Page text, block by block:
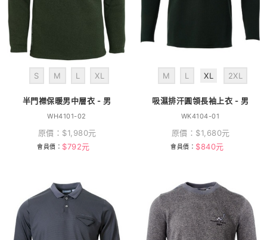
S M L XL
半門襟保暖男中層衣 - 男
WH4101-02
原價： $1,980元
會員價： $792元
M L XL 2XL
吸濕排汗圓領長袖上衣 - 男
WK4104-01
原價： $1,680元
會員價： $840元